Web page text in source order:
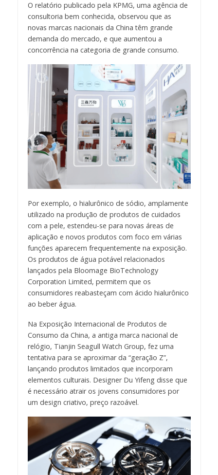
O relatório publicado pela KPMG, uma agência de
consultoria bem conhecida, observou que as
novas marcas nacionais da China têm grande
demanda do mercado, e que aumentou a
concorrência na categoria de grande consumo.
Por exemplo, o hialurônico de sódio, amplamente
utilizado na produção de produtos de cuidados
com a pele, estendeu-se para novas áreas de
aplicação e novos produtos com foco em várias
funções aparecem frequentemente na exposição.
Os produtos de água potável relacionados
lançados pela Bloomage BioTechnology
Corporation Limited, permitem que os
consumidores reabasteçam com ácido hialurônico
ao beber água.
Na Exposição Internacional de Produtos de
Consumo da China, a antiga marca nacional de
relógio, Tianjin Seagull Watch Group, fez uma
tentativa para se aproximar da “geração Z”,
lançando produtos limitados que incorporam
elementos culturais. Designer Du Yifeng disse que
é necessário atrair os jovens consumidores por
um design criativo, preço razoável.